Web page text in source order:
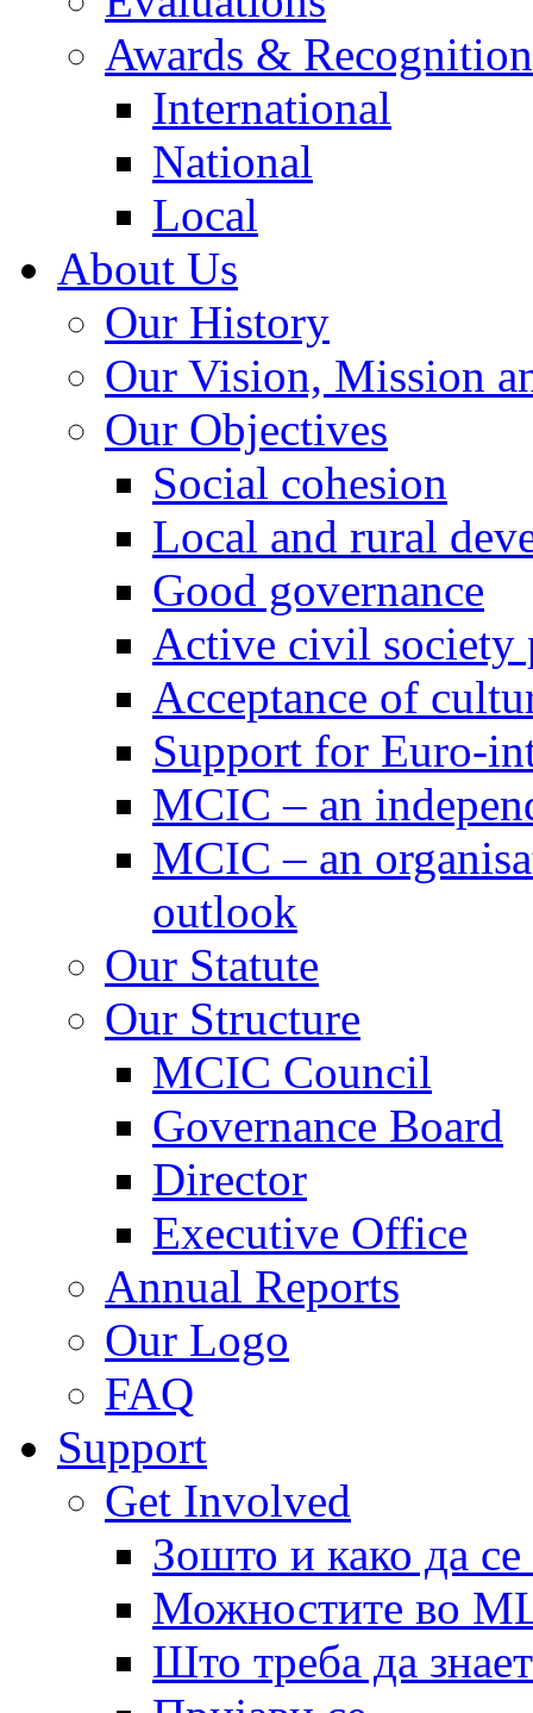
Awards &
International
National
Local
About Us
Our History
Our Vision, Mission
Our Objectives
Social cohesion
Local and rural
Good governance
Active civil society
Acceptance of
Support for Euro-
MCIC – an
MCIC – an
outlook
Our Statute
Our Structure
MCIC Council
Governance Board
Director
Executive Office
Annual Reports
Our Logo
FAQ
Support
Get Involved
Зошто и како да
Можностите во
Што треба да